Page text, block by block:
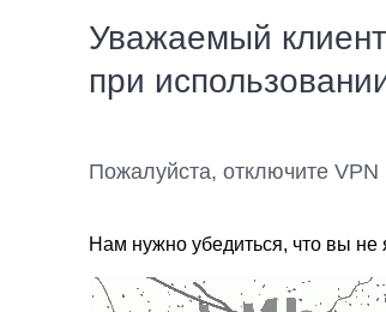
Уважаемый
при
Пожалуйста, отключите
Нам нужно убедиться, что вы не